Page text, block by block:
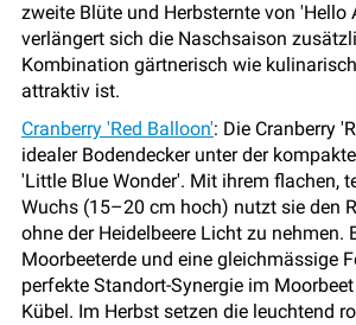
zweite Blüte und Herbsternte von 'Hello
verlängert sich die Naschsaison
Kombination gärtnerisch wie
attraktiv ist.
Cranberry 'Red Balloon': Die Cranberry
idealer Bodendecker unter der
'Little Blue Wonder'. Mit ihrem flachen,
Wuchs (15–20 cm hoch) nutzt sie den
ohne der Heidelbeere Licht zu nehmen.
Moorbeeterde und eine gleichmässige
perfekte Standort-Synergie im
Kübel. Im Herbst setzen die leuchtend